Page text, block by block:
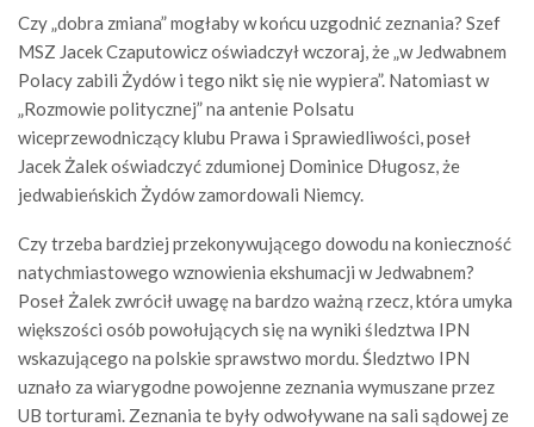
Czy „dobra zmiana” mogłaby w końcu uzgodnić zeznania? Szef
MSZ Jacek Czaputowicz oświadczył wczoraj, że „w Jedwabnem
Polacy zabili Żydów i tego nikt się nie wypiera”. Natomiast w
„Rozmowie politycznej” na antenie Polsatu
wiceprzewodniczący klubu Prawa i Sprawiedliwości, poseł
Jacek Żalek oświadczyć zdumionej Dominice Długosz, że
jedwabieńskich Żydów zamordowali Niemcy.
Czy trzeba bardziej przekonywującego dowodu na konieczność
natychmiastowego wznowienia ekshumacji w Jedwabnem?
Poseł Żalek zwrócił uwagę na bardzo ważną rzecz, która umyka
większości osób powołujących się na wyniki śledztwa IPN
wskazującego na polskie sprawstwo mordu. Śledztwo IPN
uznało za wiarygodne powojenne zeznania wymuszane przez
UB torturami. Zeznania te były odwoływane na sali sądowej ze